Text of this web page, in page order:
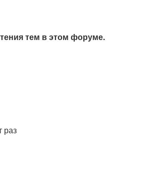
тем в этом форуме.
раз